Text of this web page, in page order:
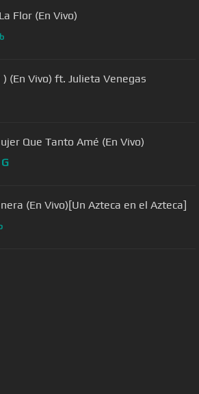
Flor (En Vivo)
b
(En Vivo) ft. Julieta Venegas
Que Tanto Amé (En Vivo)
G
(En Vivo)[Un Azteca en el Azteca]